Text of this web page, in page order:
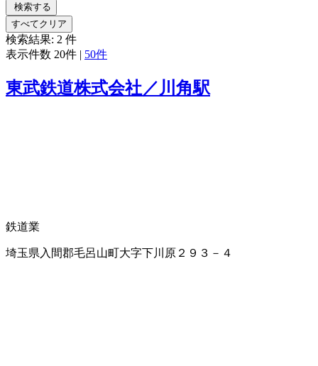
検索する
すべてクリア
検索結果: 2 件
表示件数 20件 | 50件
東武鉄道株式会社／川角駅
鉄道業
埼玉県入間郡毛呂山町大字下川原２９３－４